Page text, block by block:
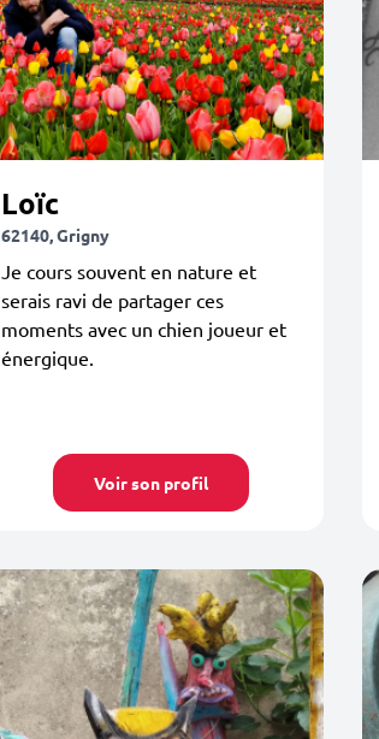
Loïc
62140, Grigny
Je cours souvent en nature et
serais ravi de partager ces
moments avec un chien joueur et
énergique.
Voir son profil